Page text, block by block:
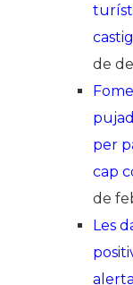
de
per
cap
de
Les